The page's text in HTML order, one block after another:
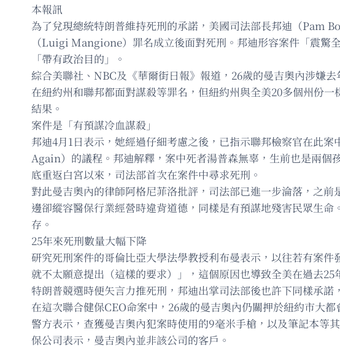
本報訊
為了兌現總統特朗普維持死刑的承諾，美國司法部長邦迪（Pam
（Luigi Mangione）罪名成立後面對死刑。邦迪形容案件「震驚
「帶有政治目的」。
綜合美聯社、NBC及《華爾街日報》報道，26歲的曼吉奧內涉
在紐約州和聯邦都面對謀殺等罪名，但紐約州與全美20多個州份
結果。
案件是「有預謀冷血謀殺」
邦迪4月1日表示，她經過仔細考慮之後，已指示聯邦檢察官在此
Again）的議程。邦迪解釋，案中死者湯普森無辜，生前也是兩個
底重返白宮以來，司法部首次在案件中尋求死刑。
對此曼吉奧內的律師阿格尼菲洛批評，司法部已進一步淪落，之
邊卻縱容醫保行業經營時違背道德，同樣是有預謀地殘害民眾生
存。
25年來死刑數量大幅下降
研究死刑案件的哥倫比亞大學法學教授利布曼表示，以往若有案
就不太願意提出（這樣的要求）」，這個原因也導致全美在過去25
特朗普競選時便矢言力推死刑，邦迪出掌司法部後也許下同樣承諾
在這次聯合健保CEO命案中，26歲的曼吉奧內仍關押於紐約市大
警方表示，查獲曼吉奧內犯案時使用的9毫米手槍，以及筆記本等
保公司表示，曼吉奧內並非該公司的客戶。